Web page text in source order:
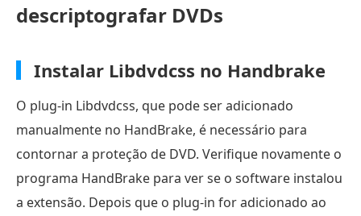
descriptografar DVDs
Instalar Libdvdcss no Handbrake
O plug-in Libdvdcss, que pode ser adicionado
manualmente no HandBrake, é necessário para
contornar a proteção de DVD. Verifique novamente o
programa HandBrake para ver se o software instalou
a extensão. Depois que o plug-in for adicionado ao